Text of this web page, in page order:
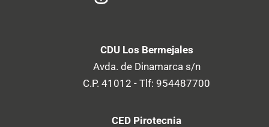
CDU Los Bermejales
Avda. de Dinamarca s/n
C.P. 41012 - Tlf: 954487700
CED Pirotecnia